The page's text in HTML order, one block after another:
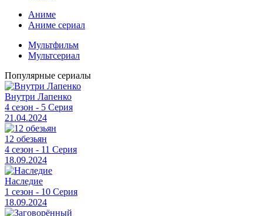
Аниме
Аниме сериал
Мультфильм
Мультсериал
Популярные сериалы
Внутри Лапенко
4 сезон - 5 Серия
21.04.2024
12 обезьян
4 сезон - 11 Серия
18.09.2024
Наследие
1 сезон - 10 Серия
18.09.2024